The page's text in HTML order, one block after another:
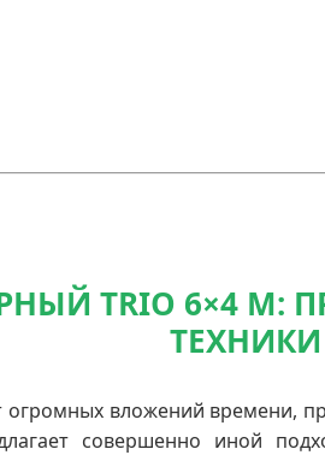
TRIO 6×4 М:
ТЕХНИКИ
вложений времени,
совершенно иной